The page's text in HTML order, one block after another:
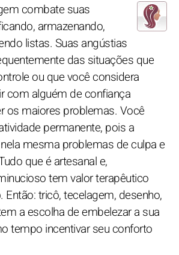
combate suas
armazenando,
listas. Suas angústias
das situações que
ou que você considera
com alguém de confiança
os maiores problemas. Você
permanente, pois a
mesma problemas de culpa e
que é artesanal e,
tem valor terapêutico
Então: tricô, tecelagem, desenho,
a escolha de embelezar a sua
tempo incentivar seu conforto